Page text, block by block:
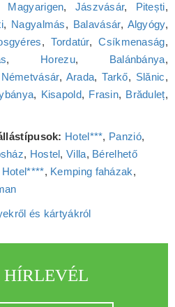
Magyarigen, Jászvásár, Pitești,
, Nagyalmás, Balavásár, Algyógy,
,Tordatúr,Csíkmenaság,
, Horezu, Balánbánya,
Németvásár, Arada,Tarkő, Slănic,
, Kisapold, Frasin, Brăduleț,
Hotel***, Panzió,
, Hostel,Villa, Bérelhető
Hotel****, Kemping faházak,
és kártyákról
HÍRLEVÉL